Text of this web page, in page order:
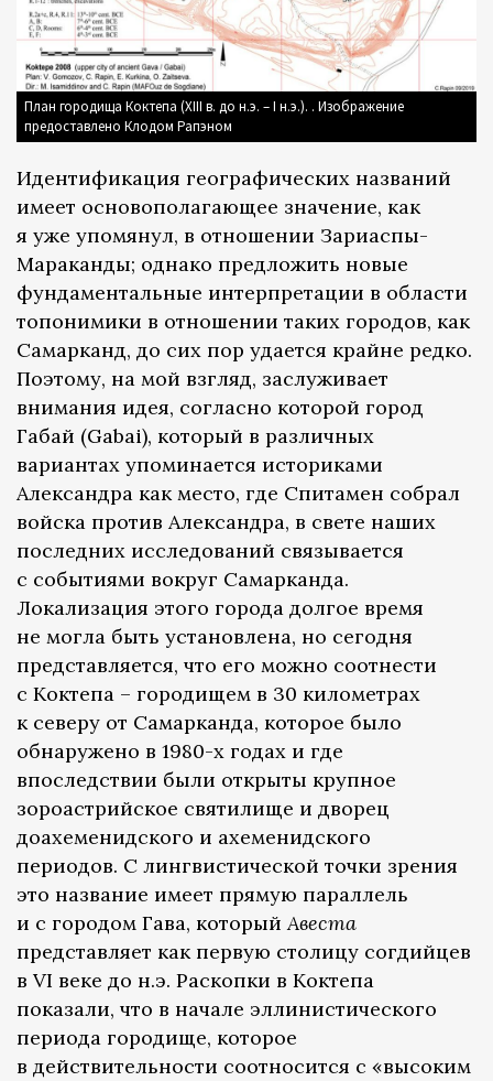
План городища Коктепа (XIII в. до н.э. – I н.э.). . Изображение
предоставлено Клодом Рапэном
Идентификация географических названий
имеет основополагающее значение, как
я уже упомянул, в отношении Зариаспы-
Мараканды; однако предложить новые
фундаментальные интерпретации в области
топонимики в отношении таких городов, как
Самарканд, до сих пор удается крайне редко.
Поэтому, на мой взгляд, заслуживает
внимания идея, согласно которой город
Габай (Gabai), который в различных
вариантах упоминается историками
Александра как место, где Спитамен собрал
войска против Александра, в свете наших
последних исследований связывается
с событиями вокруг Самарканда.
Локализация этого города долгое время
не могла быть установлена, но сегодня
представляется, что его можно соотнести
с Коктепа – городищем в 30 километрах
к северу от Самарканда, которое было
обнаружено в 1980-х годах и где
впоследствии были открыты крупное
зороастрийское святилище и дворец
доахеменидского и ахеменидского
периодов. С лингвистической точки зрения
это название имеет прямую параллель
и с городом Гава, которыйАвеста
представляет как первую столицу согдийцев
в VI веке до н.э. Раскопки в Коктепа
показали, что в начале эллинистического
периода городище, которое
в действительности соотносится с «высоким